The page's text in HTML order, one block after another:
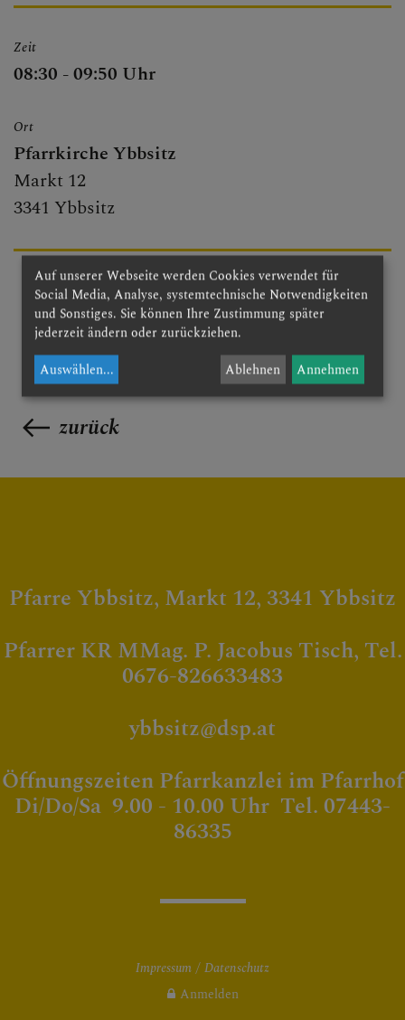
TERMINE
Zeit
08:30 - 09:50 Uhr
Ort
Pfarrkirche Ybbsitz
Markt 12
3341 Ybbsitz
zurück
Pfarre Ybbsitz, Markt 12, 3341 Ybbsitz
Pfarrer KR MMag. P. Jacobus Tisch, Tel.
0676-826633483
ybbsitz@dsp.at
Öffnungszeiten Pfarrkanzlei im Pfarrhof
Di/Do/Sa 9.00 - 10.00 Uhr Tel. 07443-
86335
Impressum
Datenschutz
Anmelden
Auf unserer Webseite werden Cookies verwendet für
Social Media, Analyse, systemtechnische Notwendigkeiten
und Sonstiges. Sie können Ihre Zustimmung später
jederzeit ändern oder zurückziehen.
Auswählen... Ablehnen Annehmen